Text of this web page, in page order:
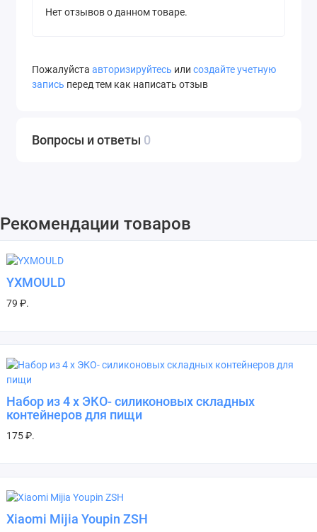
Нет отзывов о данном товаре.
Пожалуйста авторизируйтесь или создайте учетную
запись перед тем как написать отзыв
Вопросы и ответы 0
Рекомендации товаров
YXMOULD
79 ₽.
Набор из 4 х ЭКО- силиконовых складных
контейнеров для пищи
175 ₽.
Xiaomi Mijia Youpin ZSH